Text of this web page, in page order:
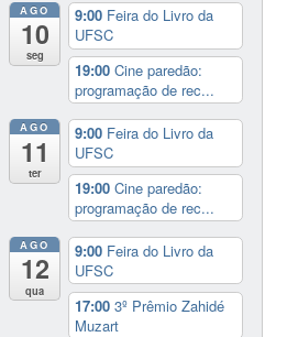
AGO
10
seg
9:00 Feira do Livro da
UFSC
19:00Cine paredão:
programação de rec...
AGO
11
ter
9:00 Feira do Livro da
UFSC
19:00Cine paredão:
programação de rec...
AGO
12
qua
9:00 Feira do Livro da
UFSC
17:003º Prêmio Zahidé
Muzart